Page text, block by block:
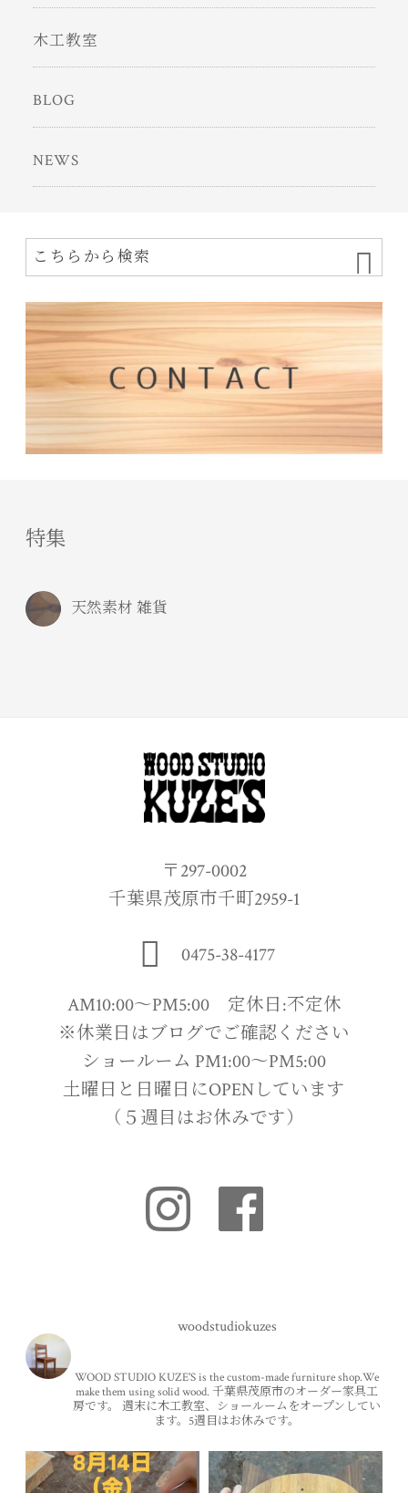
木工教室
BLOG
NEWS
特集
天然素材 雑貨
〒297-0002
千葉県茂原市千町2959-1
0475-38-4177
AM10:00〜PM5:00 定休日:不定休
※休業日はブログでご確認ください
ショールーム PM1:00〜PM5:00
土曜日と日曜日にOPENしています
（５週目はお休みです）
woodstudiokuzes
WOOD STUDIO KUZE'S is the custom-made furniture shop.We
make them using solid wood. 千葉県茂原市のオーダー家具工
房です。
週末に木工教室、ショールームをオープンしてい
ます。5週目はお休みです。